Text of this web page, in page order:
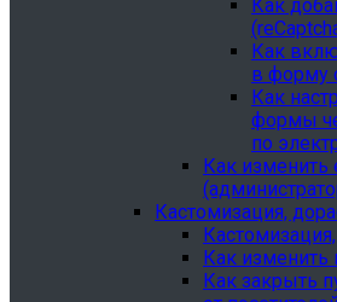
Как
Как
в форму
Как
формы
по
Как изменить
Кастомизация,
Как изменить
Как закрыть